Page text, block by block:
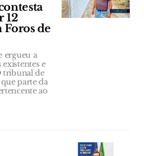
12
de
ergueu a
e
tribunal de
parte da
ao